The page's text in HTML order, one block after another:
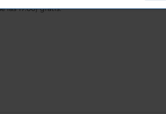
las 17:00) gratis.